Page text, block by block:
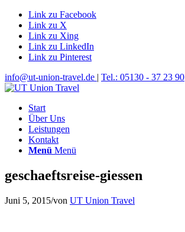
Link zu Facebook
Link zu X
Link zu Xing
Link zu LinkedIn
Link zu Pinterest
info@ut-union-travel.de | Tel.: 05130 - 37 23 90
Start
Über Uns
Leistungen
Kontakt
Menü Menü
geschaeftsreise-giessen
Juni 5, 2015/von UT Union Travel